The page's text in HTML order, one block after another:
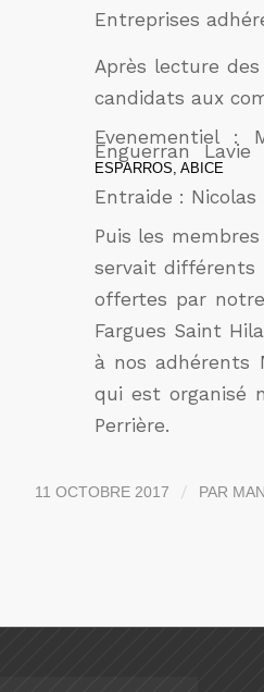
Entreprises
Après lecture
candidats aux
Evenementiel :
Enguerran
ESPARROS, ABICE
Entraide : Nicolas
Puis les
servait différents
offertes par
Fargues Saint
à nos adhérents
qui est organisé
Perrière.
11 OCTOBRE 2017 / PAR